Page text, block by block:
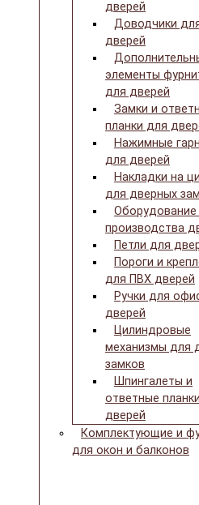
дверей
Доводчики
дверей
элементы
для дверей
Замки и
планки для
Нажимные
для дверей
Накладки на
для дверных
Оборудование
производства
Петли для
Пороги и
для ПВХ дверей
Ручки для
дверей
Цилиндровые
механизмы для
замков
Шпингалеты и
ответные
дверей
Комплектующие и
для окон и балконов